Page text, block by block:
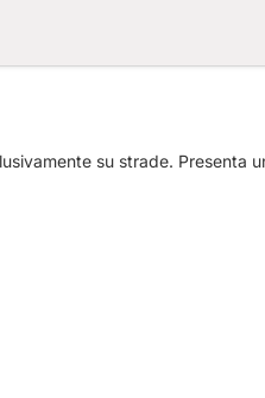
su strade. Presenta